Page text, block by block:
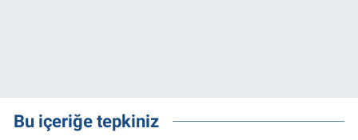
Bu içeriğe tepkiniz